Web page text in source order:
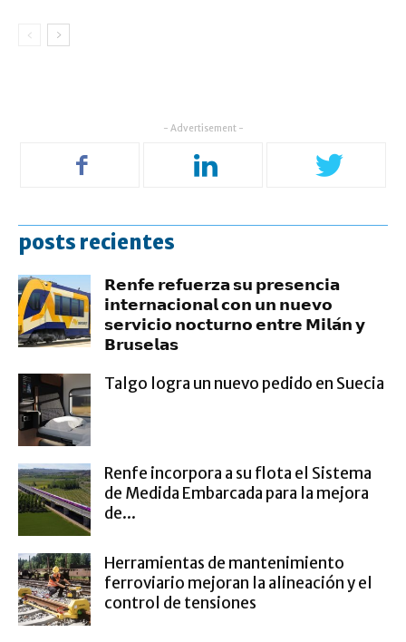
- Advertisement -
posts recientes
𝗥𝗲𝗻𝗳𝗲 𝗿𝗲𝗳𝘂𝗲𝗿𝘇𝗮 𝘀𝘂 𝗽𝗿𝗲𝘀𝗲𝗻𝗰𝗶𝗮
𝗶𝗻𝘁𝗲𝗿𝗻𝗮𝗰𝗶𝗼𝗻𝗮𝗹 𝗰𝗼𝗻 𝘂𝗻 𝗻𝘂𝗲𝘃𝗼
𝘀𝗲𝗿𝘃𝗶𝗰𝗶𝗼 𝗻𝗼𝗰𝘁𝘂𝗿𝗻𝗼 𝗲𝗻𝘁𝗿𝗲 𝗠𝗶𝗹𝗮́𝗻 𝘆
𝗕𝗿𝘂𝘀𝗲𝗹𝗮𝘀
Talgo logra un nuevo pedido en Suecia
Renfe incorpora a su flota el Sistema
de Medida Embarcada para la mejora
de...
Herramientas de mantenimiento
ferroviario mejoran la alineación y el
control de tensiones